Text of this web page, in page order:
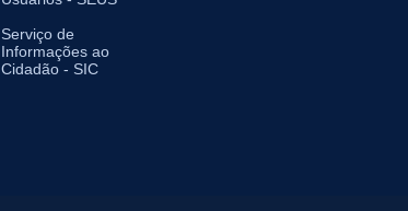
Serviço de
Informações ao
Cidadão - SIC